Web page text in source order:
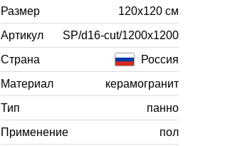
Размер
120x120 см
Артикул
SP/d16-cut/1200x1200
Страна
Россия
Материал
керамогранит
Тип
панно
Применение
пол